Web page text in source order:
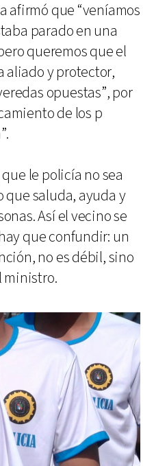
afirmó que “veníamos
parado en una
queremos que el
aliado y protector,
opuestas”, por
de los p
le policía no sea
que saluda, ayuda y
Así el vecino se
que confundir: un
no es débil, sino
ministro.